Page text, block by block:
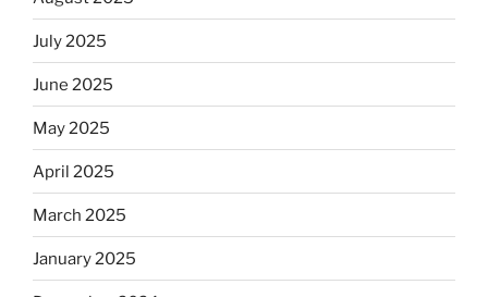
July 2025
June 2025
May 2025
April 2025
March 2025
January 2025